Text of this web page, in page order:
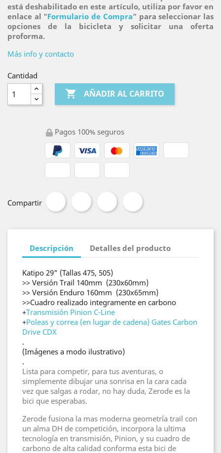
está deshabilitado en este artículo, utiliza por favor en
enlace al "Formulario de Compra" para seleccionar las
opciones de la bicicleta y solicitar una oferta
proforma.
Más info y contacto
Cantidad
 AÑADIR AL CARRITO
Pagos 100% seguros
Compartir
Descripción Detalles del producto
Katipo 29" (Tallas 475, 505)
>> Versión Trail 140mm (230x60mm)
>> Versión Enduro 160mm (230x65mm)
>>Cuadro realizado integramente en carbono
+Transmisión Pinion C-Line
+Poleas y correa (en lugar de cadena) Gates Carbon
Drive CDX
.
(Imágenes a modo ilustrativo)
.
Lista para competir, para tus aventuras, o
simplemente dibujar una sonrisa en la cara cada
vez que salgas a rodar, no hay duda, Zerode es la
bici que esperabas.
Zerode fusiona la mas moderna geometría trail con
un alma DH de competición, incorpora la ultima
tecnología en transmisión, Pinion, y su cuadro de
carbono de alta calidad conforma esta bici de